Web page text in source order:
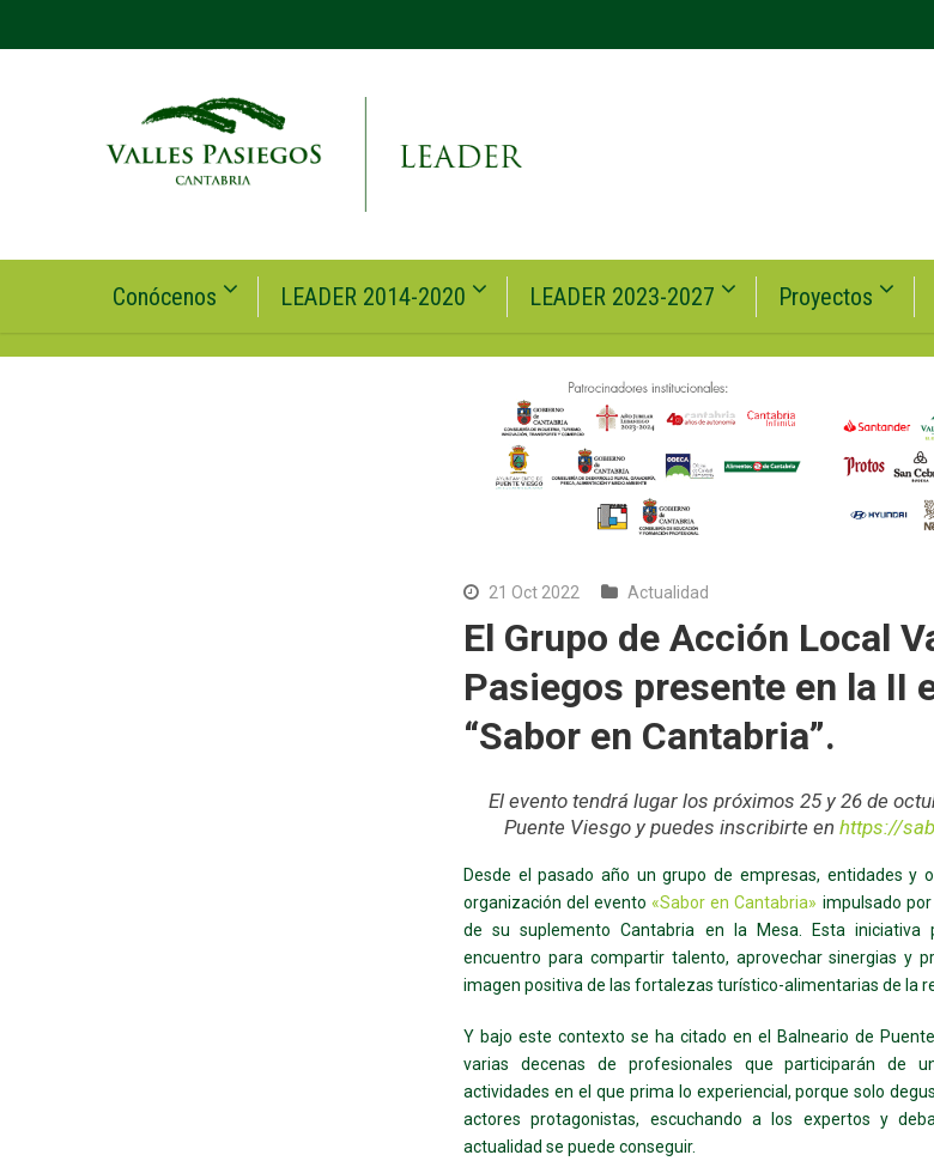
Conócenos LEADER 2014-2020 LEADER 2023-2027 Proyectos
21 Oct 2022 Actualidad
El Grupo de Acción Local
Pasiegos presente en la II
“Sabor en Cantabria”.
El evento tendrá lugar los próximos 25 y 26 de
Puente Viesgo y puedes inscribirte en https://
Desde el pasado año un grupo de empresas, entidades y
organización del evento«Sabor en Cantabria» impulsado
de su suplemento Cantabria en la Mesa. Esta
encuentro para compartir talento, aprovechar sinergias y
imagen positiva de las fortalezas turístico-alimentarias de la
Y bajo este contexto se ha citado en el Balneario de
varias decenas de profesionales que participarán de
actividades en el que prima lo experiencial, porque solo
actores protagonistas, escuchando a los expertos y
actualidad se puede conseguir.